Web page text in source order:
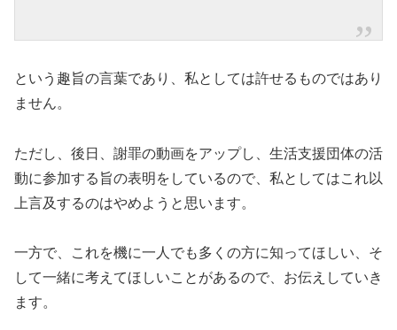
という趣旨の言葉であり、私としては許せるものではあり
ません。
ただし、後日、謝罪の動画をアップし、生活支援団体の活
動に参加する旨の表明をしているので、私としてはこれ以
上言及するのはやめようと思います。
一方で、これを機に一人でも多くの方に知ってほしい、そ
して一緒に考えてほしいことがあるので、お伝えしていき
ます。